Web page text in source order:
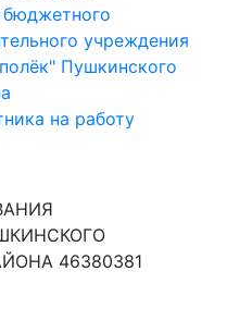
бюджетного
учреждения
Пушкинского
на работу
46380381